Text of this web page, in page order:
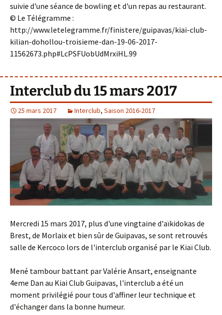
suivie d'une séance de bowling et d'un repas au restaurant.
© Le Télégramme :
http://www.letelegramme.fr/finistere/guipavas/kiai-club-
kilian-dohollou-troisieme-dan-19-06-2017-
11562673.php#LcPSFUobUdMrxiHL.99
Interclub du 15 mars 2017
25 mars 2017 Interclub, Saison 2016-2017
Mercredi 15 mars 2017, plus d'une vingtaine d'aïkidokas de
Brest, de Morlaix et bien sûr de Guipavas, se sont retrouvés
salle de Kercoco lors de l'interclub organisé par le Kiaï Club.
Mené tambour battant par Valérie Ansart, enseignante
4eme Dan au Kiai Club Guipavas, l'interclub a été un
moment privilégié pour tous d'affiner leur technique et
d'échanger dans la bonne humeur.